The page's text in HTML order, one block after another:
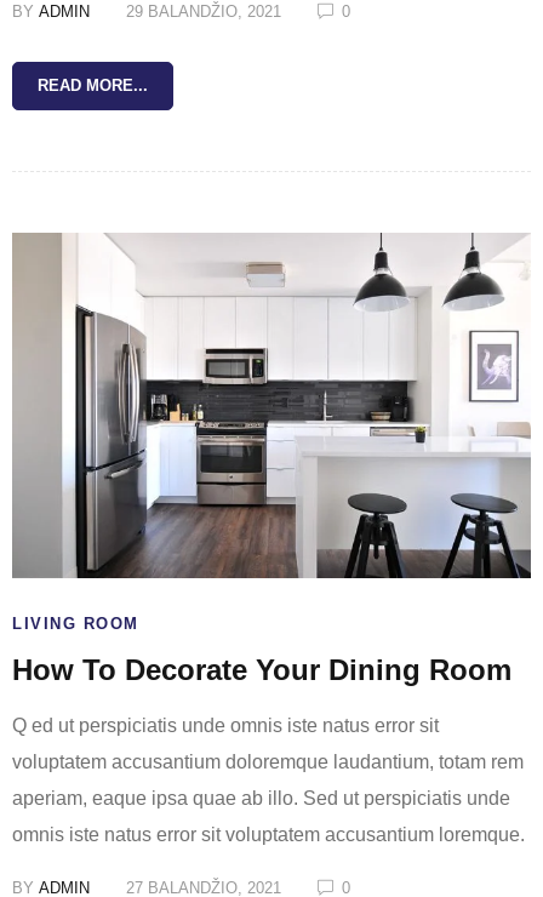
BY ADMIN 29 BALANDŽIO, 2021 0
READ MORE...
LIVING ROOM
How To Decorate Your Dining Room
Q ed ut perspiciatis unde omnis iste natus error sit
voluptatem accusantium doloremque laudantium, totam rem
aperiam, eaque ipsa quae ab illo. Sed ut perspiciatis unde
omnis iste natus error sit voluptatem accusantium loremque.
BY ADMIN 27 BALANDŽIO, 2021 0